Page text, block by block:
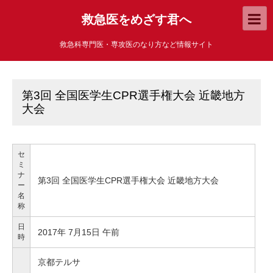
救急医をめざす君へ
救急科専門医・専攻医のなり方など情報サイト
第3回 全国医学生CPR選手権大会 近畿地方
大会
セ
ミ
ナ
ー
名
称
第3回 全国医学生CPR選手権大会 近畿地方大会
日
時
2017年 7月15日 午前
京都テルサ